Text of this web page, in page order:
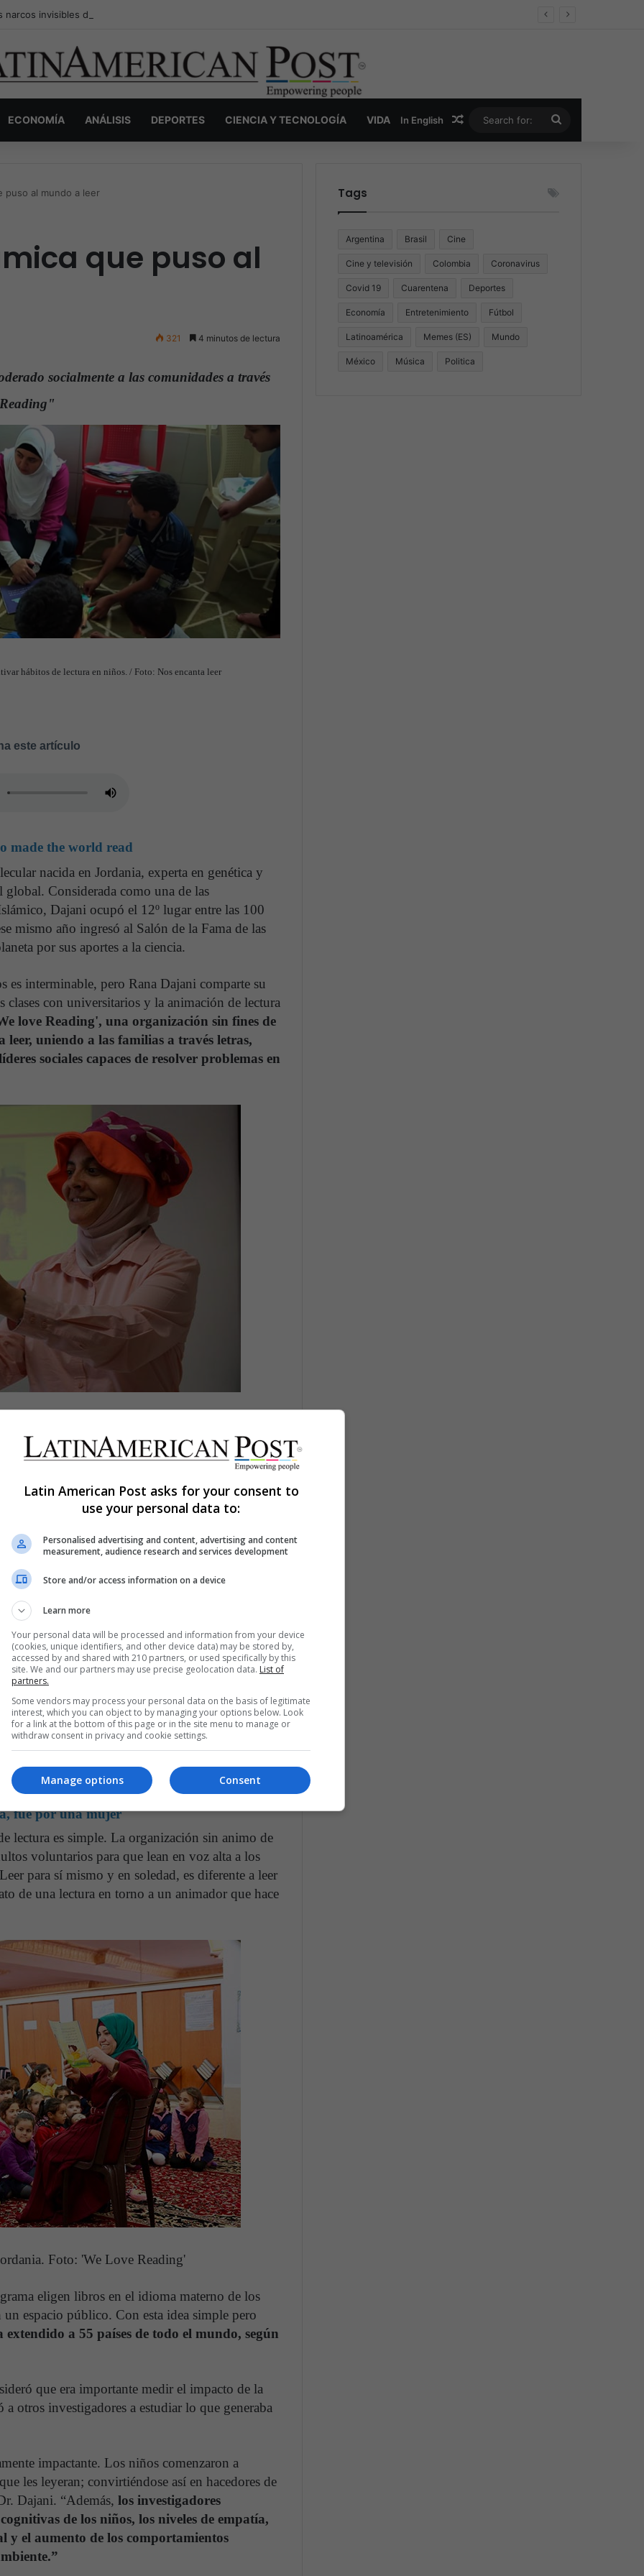
narcos invisibles de Colombia: la guerra secreta por la verdad, el poder y la nueva economía de la droga
ECONOMÍA ANÁLISIS DEPORTES CIENCIA Y TECNOLOGÍA VIDA In English Random Article
for:
puso al mundo a leer
que puso al
321 4 minutos de lectura
socialmente a las comunidades a través
hábitos de lectura en niños. / Foto: Nos encanta leer
este artículo
made the world read
nacida en Jordania, experta en genética y
Considerada como una de las
Dajani ocupó el 12º lugar entre las 100
mismo año ingresó al Salón de la Fama de las
por sus aportes a la ciencia.
es interminable, pero Rana Dajani comparte su
con universitarios y la animación de lectura
love Reading', una organización sin fines de
uniendo a las familias a través letras,
sociales capaces de resolver problemas en
Foto: 'We Love Reading'
nadie la importancia de observar y ha basado
investigación. Ella es un referente mundial en la
la llevó a darse cuenta que muchos niños en la
tendían a asociar la lectura con el trabajo
país natal, Jordania, después de cinco años de
su país tenía pocas bibliotecas, los niños no
años en una biblioteca pública y
recreativa.
al inculcar un amor por el aprendizaje y
y sus sociedades, por lo que se propuso
los niños disfrutaran de la lectura.
leer en compañía es diferente,que la lectura
leer en familia es la clave para que ellos
conocimiento y la diversión; finalmente, es lo
Entonces llegó el momento de poner en
través de 'We Love Reading'.
fue por una mujer
lectura es simple. La organización sin animo de
voluntarios para que lean en voz alta a los
para sí mismo y en soledad, es diferente a leer
de una lectura en torno a un animador que hace
Foto: 'We Love Reading'
eligen libros en el idioma materno de los
espacio público. Con esta idea simple pero
a 55 países de todo el mundo, según
que era importante medir el impacto de la
otros investigadores a estudiar lo que generaba
impactante. Los niños comenzaron a
les leyeran; convirtiéndose así en hacedores de
Dajani. “Además, los investigadores
de los niños, los niveles de empatía,
y el aumento de los comportamientos
Tags
Argentina Brasil Cine
Cine y televisión Colombia Coronavirus
Covid 19 Cuarentena Deportes
Economía Entretenimiento Fútbol
Latinoamérica Memes (ES) Mundo
México Música Politica
Latin American Post asks for your consent to
use your personal data to:
Personalised advertising and content, advertising and content
measurement, audience research and services development
Store and/or access information on a device
Learn more
Your personal data will be processed and information from your device
(cookies, unique identifiers, and other device data) may be stored by,
accessed by and shared with 210 partners, or used specifically by this
site. We and our partners may use precise geolocation data. List of
partners.
Some vendors may process your personal data on the basis of legitimate
interest, which you can object to by managing your options below. Look
for a link at the bottom of this page or in the site menu to manage or
withdraw consent in privacy and cookie settings.
Consent
Manage options